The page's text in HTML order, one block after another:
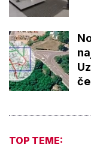
TOP TEME: